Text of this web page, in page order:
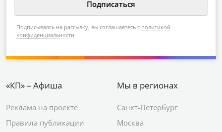
Подписываясь на рассылку, вы соглашаетесь с политикой
конфиденциальности
«КП» – Афиша
Реклама на проекте
Правила публикации
Мы в регионах
Санкт-Петербург
Москва